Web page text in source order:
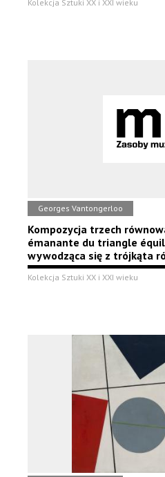
Kolekcja Sztuki XX i XXI wieku
Georges Vantongerloo
Kompozycja trzech
émanante du triangle
wywodząca się z trójkąta
Kolekcja Sztuki XX i XXI wieku